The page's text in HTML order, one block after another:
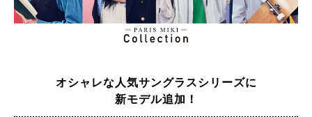
オシャレな人気サングラスシリーズに
新モデル追加！